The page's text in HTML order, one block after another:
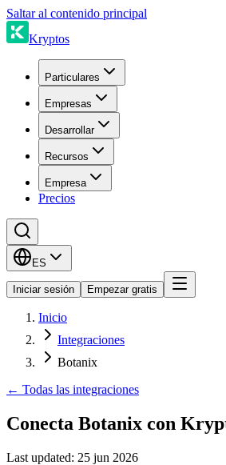
Saltar al contenido principal
Kryptos
Particulares
Empresas
Desarrollar
Recursos
Empresa
Precios
ES
Iniciar sesión Empezar gratis
Inicio
Integraciones
Botanix
← Todas las integraciones
Conecta Botanix con
Last updated: 25 jun 2026